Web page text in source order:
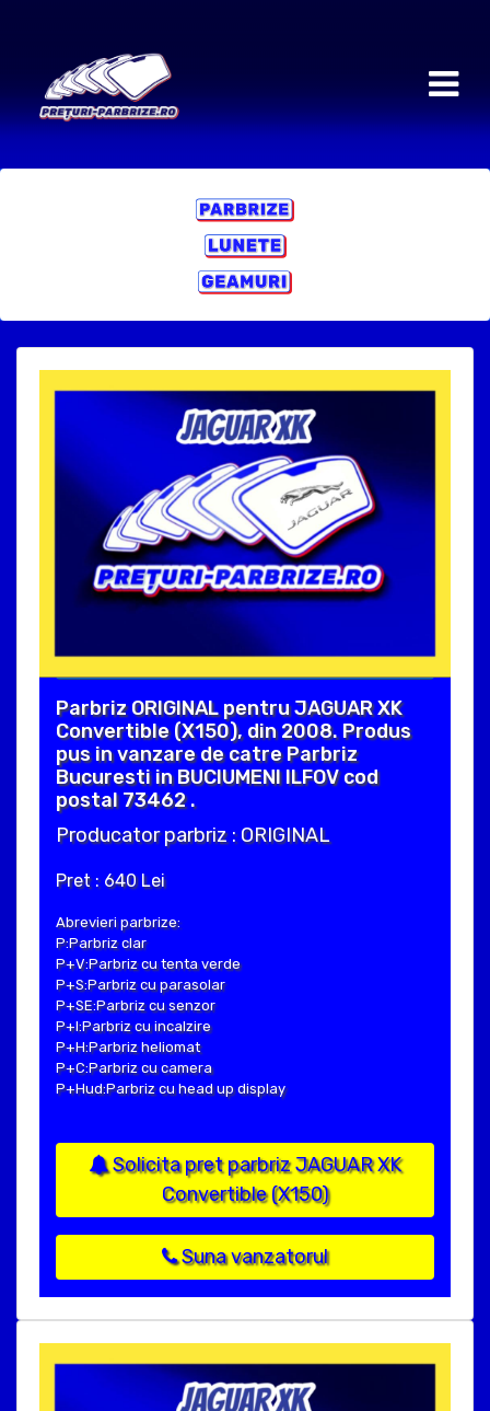
Parbriz ORIGINAL pentru JAGUAR XK
Convertible (X150), din 2008. Produs
pus in vanzare de catre Parbriz
Bucuresti in BUCIUMENI ILFOV cod
postal 73462 .
Producator parbriz : ORIGINAL
Pret : 640 Lei
Abrevieri parbrize:
P:Parbriz clar
P+V:Parbriz cu tenta verde
P+S:Parbriz cu parasolar
P+SE:Parbriz cu senzor
P+I:Parbriz cu incalzire
P+H:Parbriz heliomat
P+C:Parbriz cu camera
P+Hud:Parbriz cu head up display
Solicita pret parbriz JAGUAR XK
Convertible (X150)
Suna vanzatorul